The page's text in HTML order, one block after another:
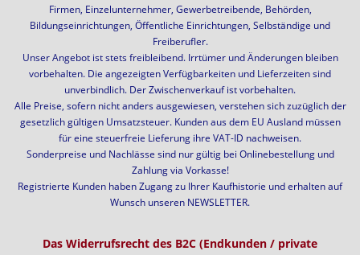
Firmen, Einzelunternehmer, Gewerbetreibende, Behörden,
Bildungseinrichtungen, Öffentliche Einrichtungen, Selbständige und
Freiberufler.
Unser Angebot ist stets freibleibend. Irrtümer und Änderungen bleiben
vorbehalten. Die angezeigten Verfügbarkeiten und Lieferzeiten sind
unverbindlich. Der Zwischenverkauf ist vorbehalten.
Alle Preise, sofern nicht anders ausgewiesen, verstehen sich zuzüglich der
gesetzlich gültigen Umsatzsteuer. Kunden aus dem EU Ausland müssen
für eine steuerfreie Lieferung ihre VAT-ID nachweisen.
Sonderpreise und Nachlässe sind nur gültig bei Onlinebestellung und
Zahlung via Vorkasse!
Registrierte Kunden haben Zugang zu Ihrer Kaufhistorie und erhalten auf
Wunsch unseren NEWSLETTER.
Das Widerrufsrecht des B2C (Endkunden / private